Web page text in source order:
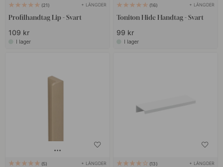
21 + LÄNGDER
Profilhandtag Lip - Svart
109 kr
I lager
16 + LÄNGDER
Toniton Hide Handtag - Svart
99 kr
I lager
5 + LÄNGDER 13 + LÄNGDER